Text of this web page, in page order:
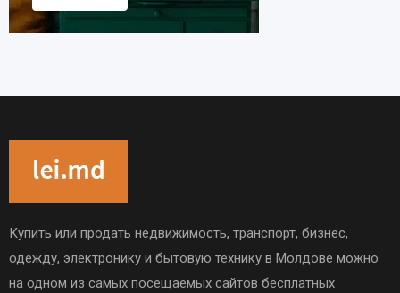
Купить или продать недвижимость, транспорт, бизнес,
одежду, электронику и бытовую технику в Молдове можно
на одном из самых посещаемых сайтов бесплатных